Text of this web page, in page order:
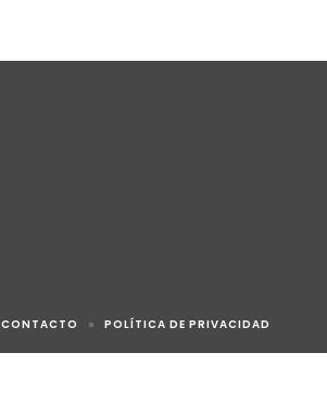
CONTACTO POLÍTICA DE PRIVACIDAD